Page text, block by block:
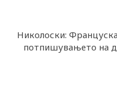
Николоски:
потпишувањето на